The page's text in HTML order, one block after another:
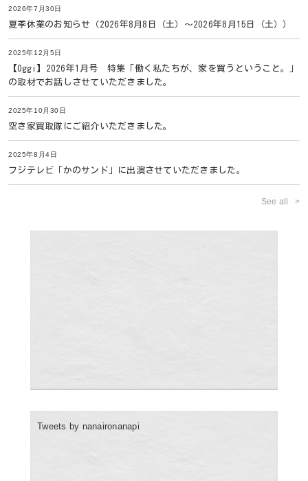
2026年7月30日
夏季休業のお知らせ（2026年8月8日（土）〜2026年8月15日（土））
2025年12月5日
【Oggi】2026年1月号 特集「働く私たちが、家を買うということ。」
の取材でお話しさせていただきました。
2025年10月30日
空き家買取隊にご紹介いただきました。
2025年8月4日
フジテレビ「かのサンド」に出演させていただきました。
See all
Tweets by nanaironanapi